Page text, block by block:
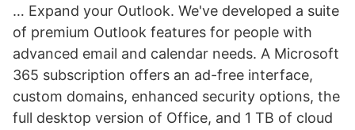
… Expand your Outlook. We've developed a suite
of premium Outlook features for people with
advanced email and calendar needs. A Microsoft
365 subscription offers an ad-free interface,
custom domains, enhanced security options, the
full desktop version of Office, and 1 TB of cloud